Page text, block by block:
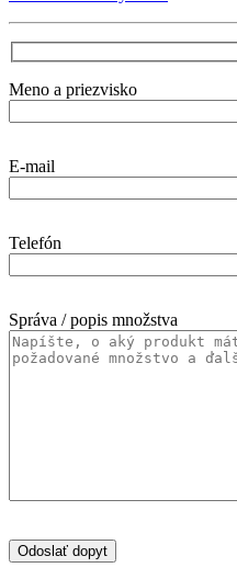
Meno a priezvisko
E-mail
Telefón
Správa / popis množstva